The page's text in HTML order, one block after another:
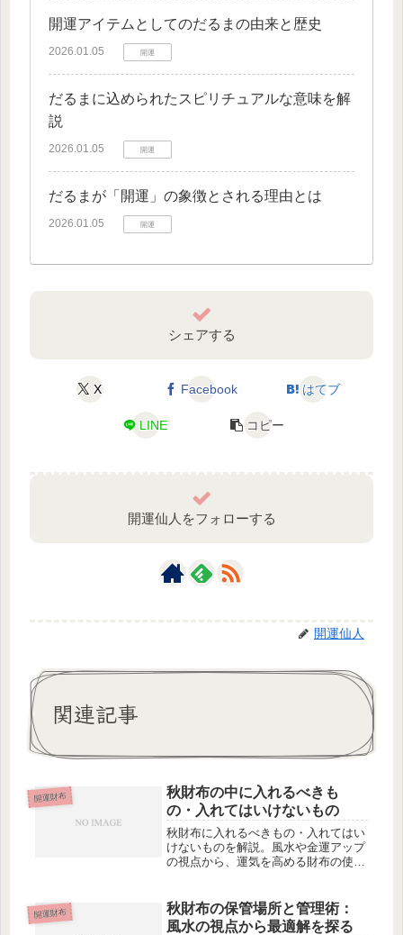
開運アイテムとしてのだるまの由来と歴史
2026.01.05 開運
だるまに込められたスピリチュアルな意味を解
説
2026.01.05 開運
だるまが「開運」の象徴とされる理由とは
2026.01.05 開運
シェアする
X Facebook はてブ
LINE コピー
開運仙人をフォローする
開運仙人
関連記事
開運財布
秋財布の中に入れるべきも
の・入れてはいけないもの
秋財布に入れるべきもの・入れてはい
けないものを解説。風水や金運アップ
の視点から、運気を高める財布の使い
開運財布
秋財布の保管場所と管理術：
風水の視点から最適解を探る